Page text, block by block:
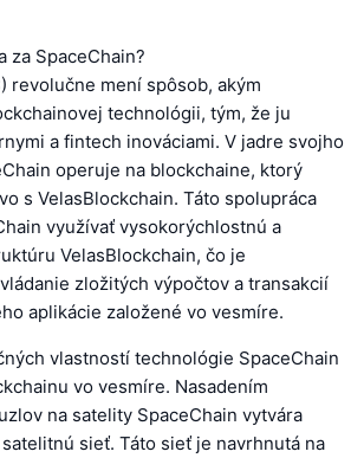
za SpaceChain?
revolučne mení spôsob, akým
technológii, tým, že ju
a fintech inováciami. V jadre svojho
operuje na blockchaine, ktorý
s VelasBlockchain. Táto spolupráca
využívať vysokorýchlostnú a
VelasBlockchain, čo je
zložitých výpočtov a transakcií
aplikácie založené vo vesmíre.
vlastností technológie SpaceChain
vo vesmíre. Nasadením
na satelity SpaceChain vytvára
sieť. Táto sieť je navrhnutá na